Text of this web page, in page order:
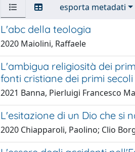
esporta metadati
L'abc della teologia
2020 Maiolini, Raffaele
L'ambigua religiosità dei
fonti cristiane dei primi secoli
2021 Banna, Pierluigi Francesco
L'esitazione di un Dio che si
2020 Chiapparoli, Paolino; Clio